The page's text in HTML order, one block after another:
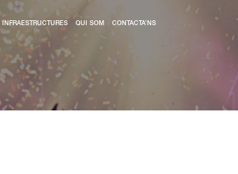
INFRAESTRUCTURES QUI SOM CONTACTA’NS